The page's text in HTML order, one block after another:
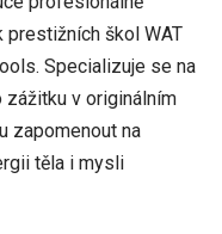
škol WAT
Specializuje se na
zážitku v originálním
zapomenout na
těla i mysli